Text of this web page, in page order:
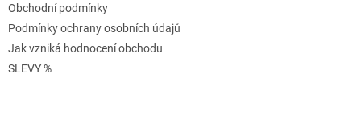
Obchodní podmínky
Podmínky ochrany osobních údajů
Jak vzniká hodnocení obchodu
SLEVY %